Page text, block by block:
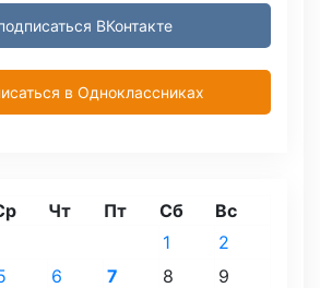
ВКонтакте
в Одноклассниках
Чт Пт Сб Вс
1
2
6 7 8
9